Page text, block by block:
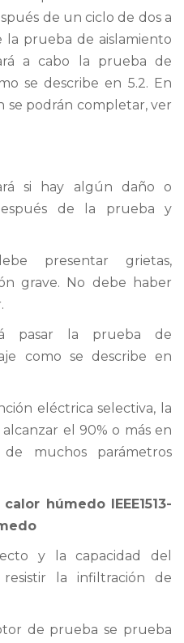
de un ciclo de dos a
la prueba de aislamiento
a cabo la prueba de
se describe en 5.2. En
se podrán completar, ver
si hay algún daño o
de la prueba y
presentar grietas,
grave. No debe haber
pasar la prueba de
como se describe en
eléctrica selectiva, la
el 90% o más en
de muchos parámetros
calor húmedo IEEE1513-
y la capacidad del
la infiltración de
de prueba se prueba